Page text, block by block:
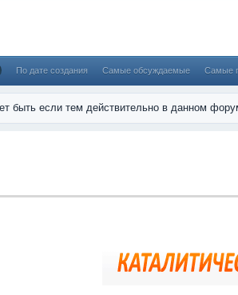
По дате создания Самые обсуждаемые Самые
быть если тем действительно в данном